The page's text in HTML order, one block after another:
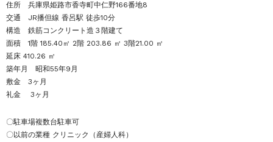
住所 兵庫県姫路市香寺町中仁野166番地8
交通 JR播但線 香呂駅 徒歩10分
構造 鉄筋コンクリート造３階建て
面積 1階 185.40㎡ 2階 203.86 ㎡ 3階21.00 ㎡
延床 410.26 ㎡
築年月 昭和55年9月
敷金 3ヶ月
礼金 3ヶ月
〇駐車場複数台駐車可
〇以前の業種 クリニック（産婦人科）